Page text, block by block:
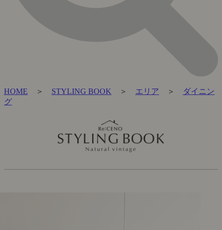
HOME ＞ STYLING BOOK ＞ エリア ＞
ダイニン
グ